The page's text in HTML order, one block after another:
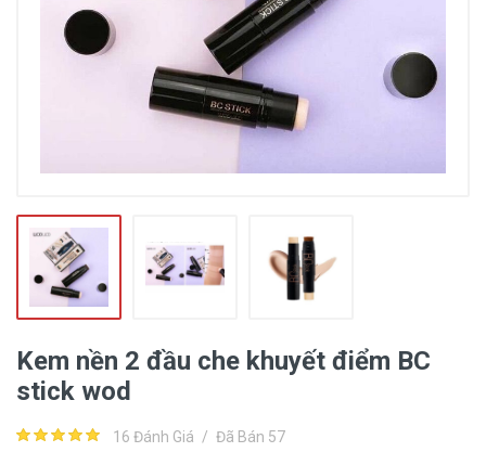
Kem nền 2 đầu che khuyết điểm BC
stick wod
16 Đánh Giá / Đã Bán 57